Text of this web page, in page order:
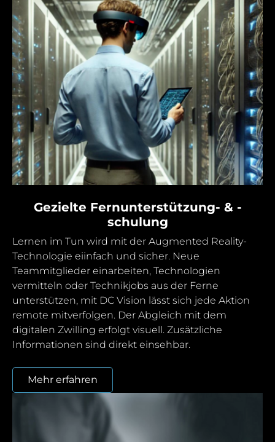
Gezielte Fernunterstützung- & -
schulung
Lernen im Tun wird mit der Augmented Reality-
Technologie eiinfach und sicher. Neue
Teammitglieder einarbeiten, Technologien
vermitteln oder Technikjobs aus der Ferne
unterstützen, mit DC Vision lässt sich jede Aktion
remote mitverfolgen. Der Abgleich mit dem
digitalen Zwilling erfolgt visuell. Zusätzliche
Informationen sind direkt einsehbar.
Mehr erfahren